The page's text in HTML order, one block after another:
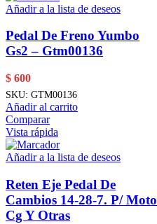
Añadir a la lista de deseos
Pedal De Freno Yumbo
Gs2 – Gtm00136
$ 600
SKU: GTM00136
Añadir al carrito
Comparar
Vista rápida
Añadir a la lista de deseos
Reten Eje Pedal De
Cambios 14-28-7. P/ Moto
Cg Y Otras